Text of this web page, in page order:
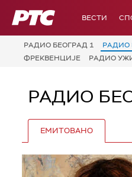
РТС ВЕСТИ
РАДИО БЕОГРАД 1 РАДИО
ФРЕКВЕНЦИЈЕ
РАДИО
РАДИО
ЕМИТОВАНО